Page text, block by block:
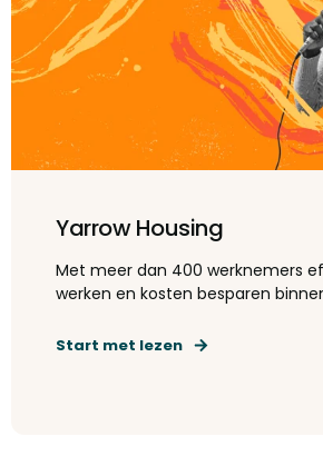
Yarrow Housing
Met meer dan 400 werknemers
werken en kosten besparen
Start met lezen